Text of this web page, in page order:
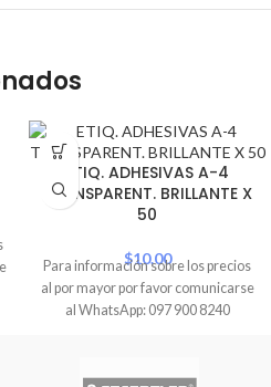
ETIQ. ADHESIVAS A-4
TRANSPARENT. BRILLANTE X
50
$10.00
Para información sobre los precios
al por mayor por favor comunicarse
al WhatsApp: 097 900 8240